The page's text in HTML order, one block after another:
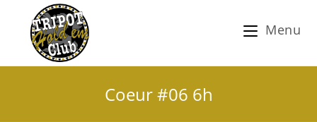
Menu
Coeur #06 6h